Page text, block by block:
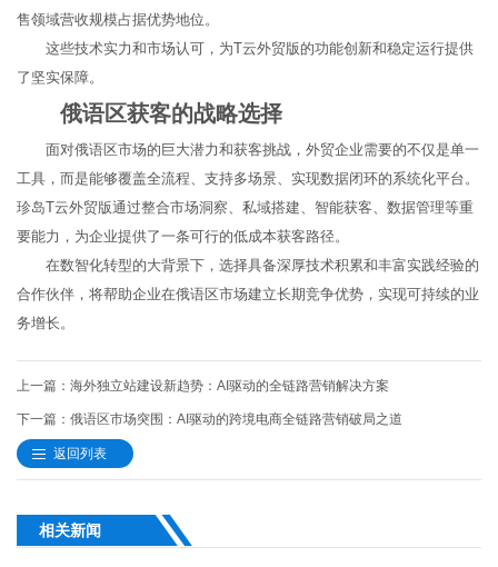
售领域营收规模占据优势地位。
这些技术实力和市场认可，为T云外贸版的功能创新和稳定运行提供
了坚实保障。
俄语区获客的战略选择
面对俄语区市场的巨大潜力和获客挑战，外贸企业需要的不仅是单一
工具，而是能够覆盖全流程、支持多场景、实现数据闭环的系统化平台。
珍岛T云外贸版通过整合市场洞察、私域搭建、智能获客、数据管理等重
要能力，为企业提供了一条可行的低成本获客路径。
在数智化转型的大背景下，选择具备深厚技术积累和丰富实践经验的
合作伙伴，将帮助企业在俄语区市场建立长期竞争优势，实现可持续的业
务增长。
上一篇：海外独立站建设新趋势：AI驱动的全链路营销解决方案
下一篇：俄语区市场突围：AI驱动的跨境电商全链路营销破局之道
返回列表
相关新闻